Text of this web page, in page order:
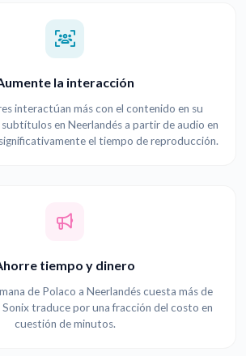
la interacción
interactúan más con el contenido en su
en Neerlandés a partir de audio en
el tiempo de reproducción.
tiempo y dinero
de Polaco a Neerlandés cuesta más de
Sonix traduce por una fracción del costo en
cuestión de minutos.